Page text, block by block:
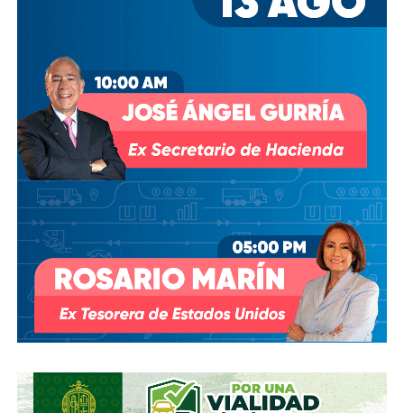
modificar el contrato se han hecho sin haber
Agua abrió un expediente que no avanzó pese a 350 mil
afectados y una queja de oficio de la Comisión Estatal de
Derechos Humanos; en abril de 2023, el entonces
presidenteAndrés Manuel López Obradorrespondió a
una petición del gobernador Ricardo Gallardo Cardona con
un “a lo mejor se lo cambiamos” que no derivó en ningún
trámite documentado; y desde 2025, la Comisión Nacional
del Agua asegura estar “evaluando” el retiro de la
concesión, hasta el momento, sin resolución.
También lee:Diputada pide poner un alto a la empresa de
El Realito